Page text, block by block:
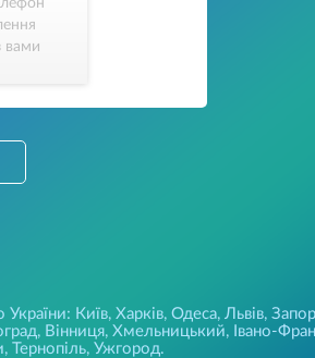
вами
Київ, Харків, Одеса, Львів,
Вінниця, Хмельницький, Івано-
Тернопіль, Ужгород.